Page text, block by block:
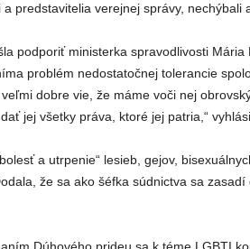
predstavitelia verejnej správy, nechýbali
podporiť ministerka spravodlivosti
problém nedostatočnej tolerancie
dobre vie, že máme voči nej
jej všetky práva, ktoré jej patria,“
a utrpenie“ lesieb, gejov,
že sa ako šéfka súdnictva sa